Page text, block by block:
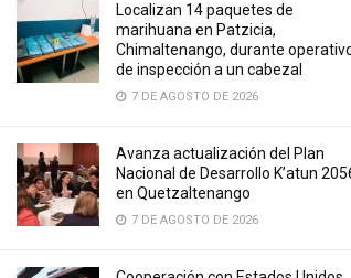
Localizan 14 paquetes de
marihuana en Patzicia,
Chimaltenango, durante
de inspección a un cabezal
7 DE AGOSTO DE 2026
Avanza actualización del Plan
Nacional de Desarrollo K’atun
en Quetzaltenango
7 DE AGOSTO DE 2026